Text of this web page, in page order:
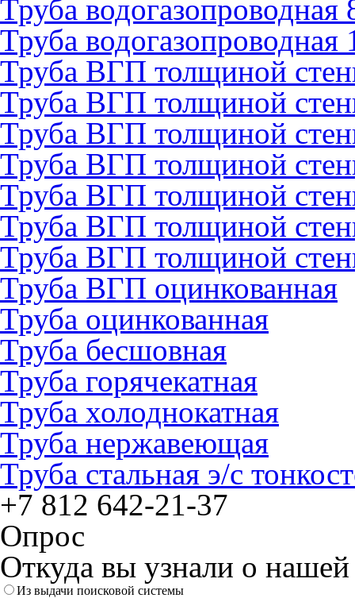
Труба
Труба
Труба ВГП толщиной
Труба ВГП толщиной
Труба ВГП толщиной
Труба ВГП толщиной
Труба ВГП толщиной
Труба ВГП толщиной
Труба ВГП толщиной
Труба ВГП оцинкованная
Труба оцинкованная
Труба бесшовная
Труба горячекатная
Труба холоднокатная
Труба нержавеющая
Труба стальная э/с
+7 812 642-21-37
Опрос
Откуда вы узнали о
Из выдачи поисковой системы